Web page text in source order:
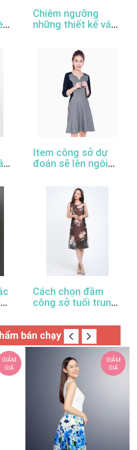
Chiêm ngưỡng
những thiết kế váy
Item công sở dự
đoán sẽ lên ngôi
Cách chọn đầm
công sở tuổi trung
bán chạy
GIẢM
GIÁ
GIẢM
GIÁ